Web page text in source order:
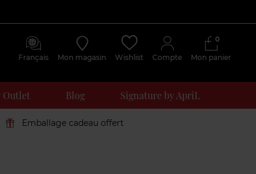
Français Mon magasin Wishlist Compte Mon panier
0
Outlet Blog Signature by ApriL
Emballage cadeau offert